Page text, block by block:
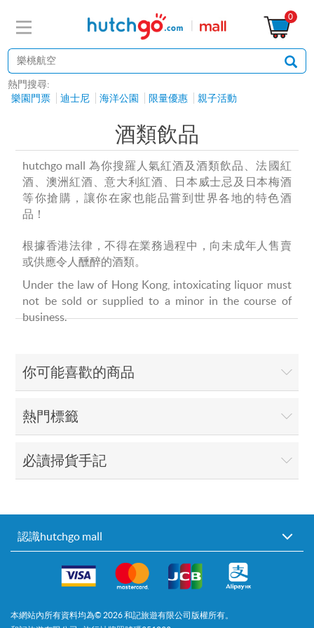
0
熱門搜尋:
樂園門票
迪士尼 海洋公園 限量優惠 親子活動
酒類飲品
hutchgo mall 為你搜羅人氣紅酒及酒類飲品、法國紅
酒、澳洲紅酒、意大利紅酒、日本威士忌及日本梅酒
等你搶購，讓你在家也能品嘗到世界各地的特色酒
品！
根據香港法律，不得在業務過程中，向未成年人售賣
或供應令人醺醉的酒類。
Under the law of Hong Kong, intoxicating liquor must
not be sold or supplied to a minor in the course of
business.
你可能喜歡的商品
熱門標籤
必讀掃貨手記
認識hutchgo mall
本網站內所有資料均為© 2026和記旅遊有限公司版權所有。